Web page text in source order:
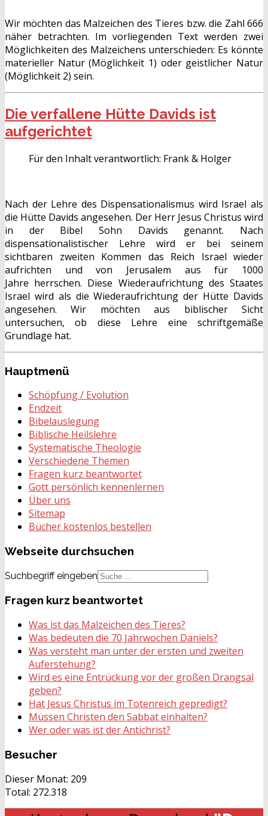
Wir möchten das Malzeichen des Tieres bzw. die Zahl 666
näher betrachten. Im vorliegenden Text werden zwei
Möglichkeiten des Malzeichens unterschieden: Es könnte
materieller Natur (Möglichkeit 1) oder geistlicher Natur
(Möglichkeit 2) sein.
Die verfallene Hütte Davids ist
aufgerichtet
Für den Inhalt verantwortlich: Frank & Holger
Nach der Lehre des Dispensationalismus wird Israel als
die Hütte Davids angesehen. Der Herr Jesus Christus wird
in der Bibel Sohn Davids genannt. Nach
dispensationalistischer Lehre wird er bei seinem
sichtbaren zweiten Kommen das Reich Israel wieder
aufrichten und von Jerusalem aus für 1000
Jahre herrschen. Diese Wiederaufrichtung des Staates
Israel wird als die Wiederaufrichtung der Hütte Davids
angesehen. Wir möchten aus biblischer Sicht
untersuchen, ob diese Lehre eine schriftgemäße
Grundlage hat.
Hauptmenü
Schöpfung / Evolution
Endzeit
Bibelauslegung
Biblische Heilslehre
Systematische Theologie
Verschiedene Themen
Fragen kurz beantwortet
Gott persönlich kennenlernen
Über uns
Sitemap
Bücher kostenlos bestellen
Webseite durchsuchen
Suchbegriff eingeben
Fragen kurz beantwortet
Was ist das Malzeichen des Tieres?
Was bedeuten die 70 Jahrwochen Daniels?
Was versteht man unter der ersten und zweiten
Auferstehung?
Wird es eine Entrückung vor der großen Drangsal
geben?
Hat Jesus Christus im Totenreich gepredigt?
Müssen Christen den Sabbat einhalten?
Wer oder was ist der Antichrist?
Besucher
Dieser Monat: 209
Total: 272.318